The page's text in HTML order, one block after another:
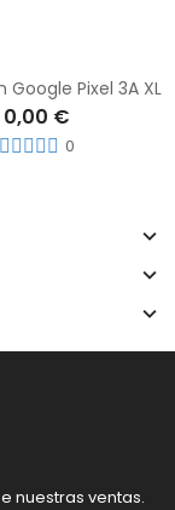
Google Pixel 3A XL
0,00 €
0
nuestras ventas.